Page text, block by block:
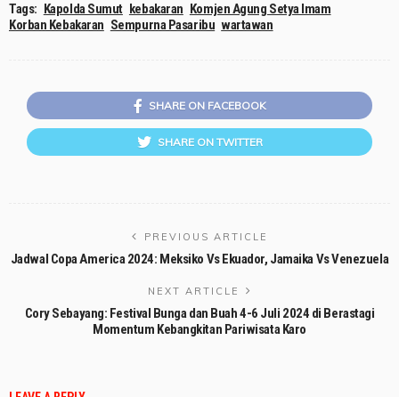
Tags: Kapolda Sumut kebakaran Komjen Agung Setya Imam
Korban Kebakaran Sempurna Pasaribu wartawan
SHARE ON FACEBOOK
SHARE ON TWITTER
PREVIOUS ARTICLE
Jadwal Copa America 2024: Meksiko Vs Ekuador, Jamaika Vs Venezuela
NEXT ARTICLE
Cory Sebayang: Festival Bunga dan Buah 4-6 Juli 2024 di Berastagi
Momentum Kebangkitan Pariwisata Karo